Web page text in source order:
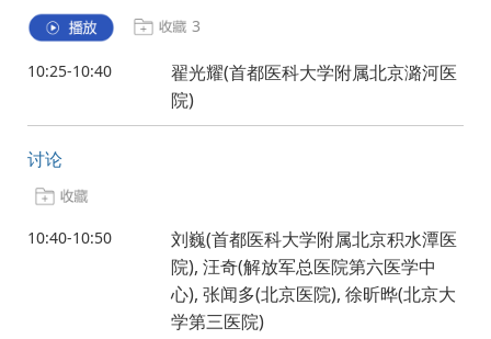
3
10:25-10:40
翟光耀(首都医科大学附属北京潞河医
院)
讨论
10:40-10:50
刘巍(首都医科大学附属北京积水潭医
院), 汪奇(解放军总医院第六医学中
心), 张闻多(北京医院), 徐昕晔(北京大
学第三医院)